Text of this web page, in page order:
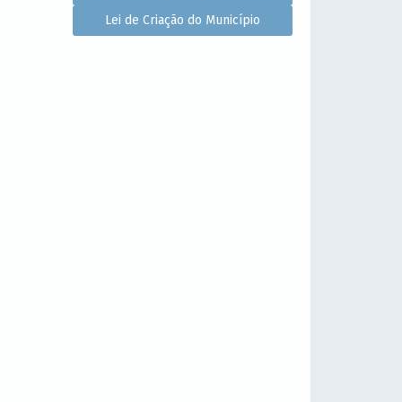
Lei de Criação do Município